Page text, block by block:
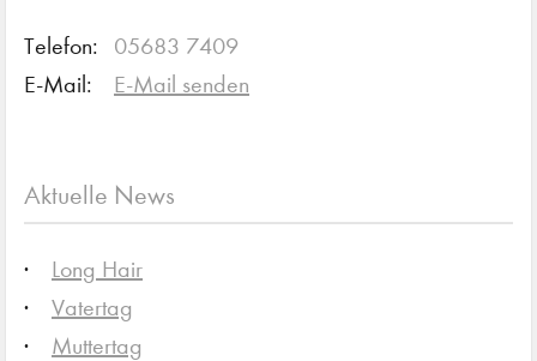
Telefon:
05683 7409
E-Mail:
E-Mail senden
Aktuelle News
Long Hair
Vatertag
Muttertag